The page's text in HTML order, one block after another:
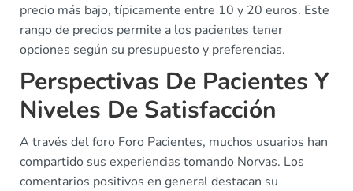
precio más bajo, típicamente entre 10 y 20 euros. Este
rango de precios permite a los pacientes tener
opciones según su presupuesto y preferencias.
Perspectivas De Pacientes Y
Niveles De Satisfacción
A través del foro Foro Pacientes, muchos usuarios han
compartido sus experiencias tomando Norvas. Los
comentarios positivos en general destacan su